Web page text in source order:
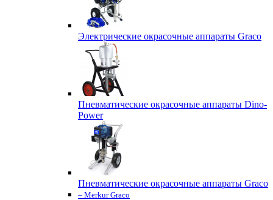
Электрические окрасочные аппараты Graco
Пневматические окрасочные аппараты Dino-
Power
Пневматические окрасочные аппараты Graco
– Merkur Graco